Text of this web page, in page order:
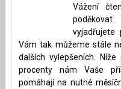
Vážení
vyjadřujete
Vám tak můžeme stále
dalších vylepšeních.
procenty nám Vaše
pomáhají na nutné